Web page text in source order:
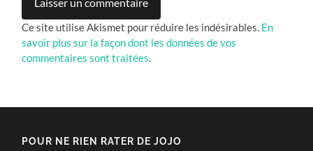
Ce site utilise Akismet pour réduire les indésirables. En
savoir plus sur la façon dont les données de vos
commentaires sont traitées.
POUR NE RIEN RATER DE JOJO